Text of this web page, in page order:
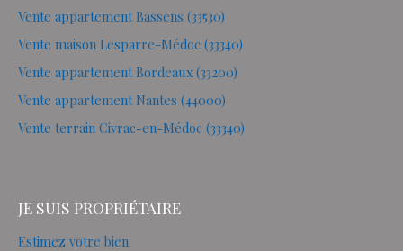
Vente appartement Bassens (33530)
Vente maison Lesparre-Médoc (33340)
Vente appartement Bordeaux (33200)
Vente appartement Nantes (44000)
Vente terrain Civrac-en-Médoc (33340)
JE SUIS PROPRIÉTAIRE
Estimez votre bien